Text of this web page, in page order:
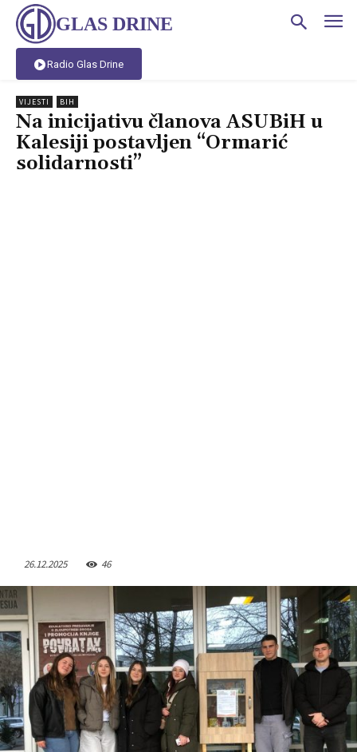
GLAS DRINE
Radio Glas Drine
VIJESTI BIH
Na inicijativu članova ASUBiH u
Kalesiji postavljen “Ormarić
solidarnosti”
26.12.2025 46